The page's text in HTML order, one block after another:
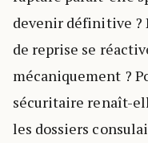
devenir définitive ?
de reprise se
mécaniquement ?
sécuritaire renaît-
les dossiers